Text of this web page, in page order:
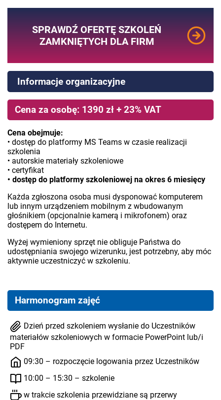
SPRAWDŹ OFERTĘ SZKOLEŃ
ZAMKNIĘTYCH DLA FIRM
Informacje organizacyjne
Cena za osobę: 1390 zł + 23% VAT
Cena obejmuje:
• dostęp do platformy MS Teams w czasie realizacji
szkolenia
• autorskie materiały szkoleniowe
• certyfikat
• dostęp do platformy szkoleniowej na okres 6 miesięcy
Każda zgłoszona osoba musi dysponować komputerem
lub innym urządzeniem mobilnym z wbudowanym
głośnikiem (opcjonalnie kamerą i mikrofonem) oraz
dostępem do Internetu.
Wyżej wymieniony sprzęt nie obliguje Państwa do
udostępniania swojego wizerunku, jest potrzebny, aby móc
aktywnie uczestniczyć w szkoleniu.
Harmonogram zajęć
Dzień przed szkoleniem wysłanie do Uczestników
materiałów szkoleniowych w formacie PowerPoint lub/i
PDF
09:30 – rozpoczęcie logowania przez Uczestników
10:00 – 15:30 – szkolenie
w trakcie szkolenia przewidziane są przerwy